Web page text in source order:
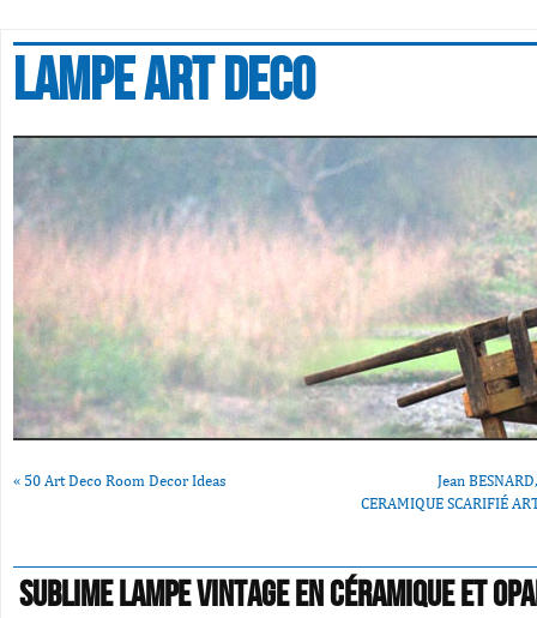
Lampe art deco
« 50 Art Deco Room Decor Ideas
Jean
CERAMIQUE SCARIFIÉ
Sublime Lampe Vintage en Céramique et